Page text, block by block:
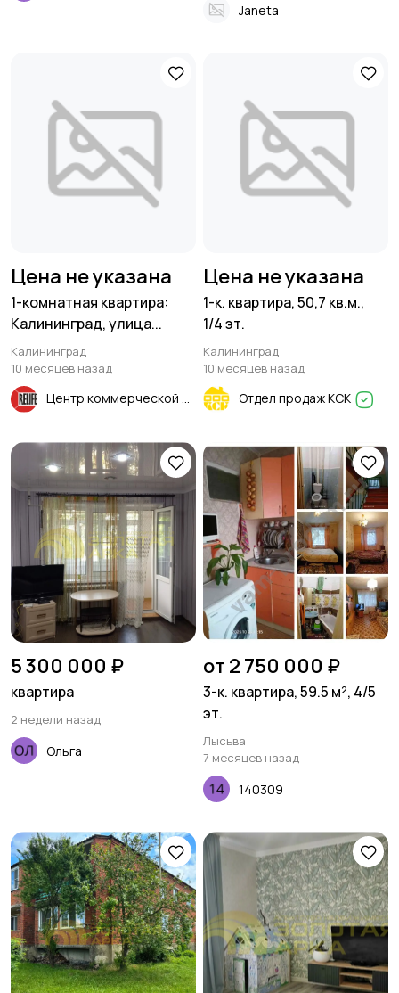
Janeta
Цена не указана
1-комнатная квартира:
Калининград, улица...
Калининград
10 месяцев назад
Центр коммерческой недвижимости
Цена не указана
1-к. квартира, 50,7 кв.м.,
1/4 эт.
Калининград
10 месяцев назад
Отдел продаж КСК
5 300 000 ₽
квартира
2 недели назад
Ольга
от 2 750 000 ₽
3-к. квартира, 59.5 м², 4/5
эт.
Лысьва
7 месяцев назад
140309